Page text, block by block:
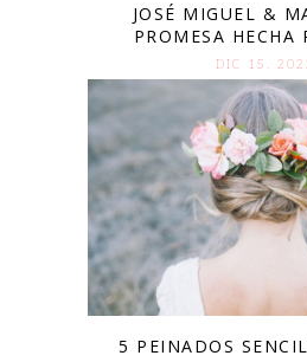
JOSÉ MIGUEL &
PROMESA HECHA
DIC 15.
5 PEINADOS